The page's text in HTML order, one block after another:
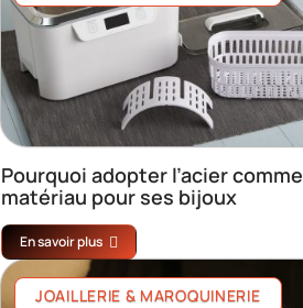
Pourquoi adopter l’acier comme
matériau pour ses bijoux
En savoir plus
JOAILLERIE & MAROQUINERIE